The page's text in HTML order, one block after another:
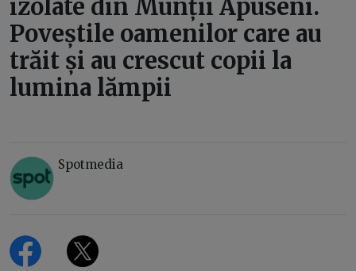
izolate din Munții Apuseni.
Poveștile oamenilor care au
trăit și au crescut copii la
lumina lămpii
Spotmedia